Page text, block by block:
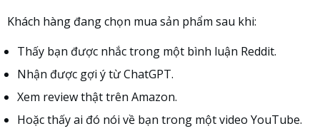
Khách hàng đang chọn mua sản phẩm sau khi:
Thấy bạn được nhắc trong một bình luận Reddit.
Nhận được gợi ý từ ChatGPT.
Xem review thật trên Amazon.
Hoặc thấy ai đó nói về bạn trong một video YouTube.